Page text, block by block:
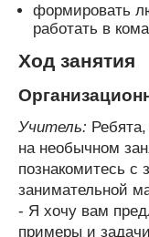
формировать
работать в
Ход занятия
Учитель:
на необычном
познакомитесь
занимательной
- Я хочу вам
примеры и